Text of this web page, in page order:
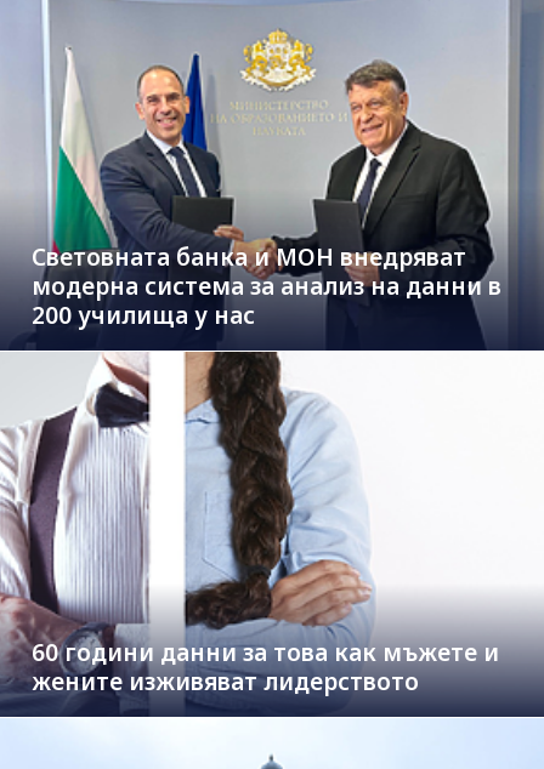
Световната банка и МОН внедряват
модерна система за анализ на данни в
200 училища у нас
60 години данни за това как мъжете и
жените изживяват лидерството